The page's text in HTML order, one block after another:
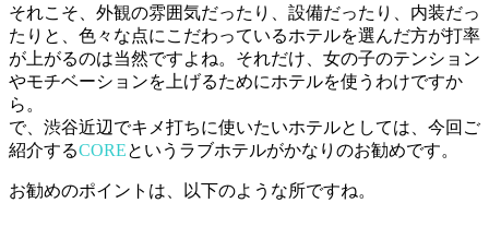
それこそ、外観の雰囲気だったり、設備だったり、内装だっ
たりと、色々な点にこだわっているホテルを選んだ方が打率
が上がるのは当然ですよね。それだけ、女の子のテンション
やモチベーションを上げるためにホテルを使うわけですか
ら。
で、渋谷近辺でキメ打ちに使いたいホテルとしては、今回ご
紹介するCOREというラブホテルがかなりのお勧めです。
お勧めのポイントは、以下のような所ですね。